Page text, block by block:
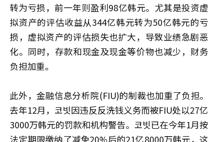
转为亏损，前一年则盈利98亿韩元。尤其是投资虚
拟资产的评估收益从344亿韩元转为50亿韩元的亏
损，虚拟资产的评估损失也扩大，导致业绩急剧恶
化。同时，存款和现金及现金等价物也减少，财务
负担加重。
此外，金融信息分析院(FIU)的制裁也加重了负担。
去年12月，코빗因违反反洗钱义务而被FIU处以27亿
3000万韩元的罚款和机构警告。코빗已在今年1月按
法定期限缴纳了减免20%后的21亿8000万韩元，这